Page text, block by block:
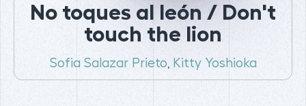
No toques al león / Don't
touch the lion
Sofia Salazar Prieto Kitty Yoshioka